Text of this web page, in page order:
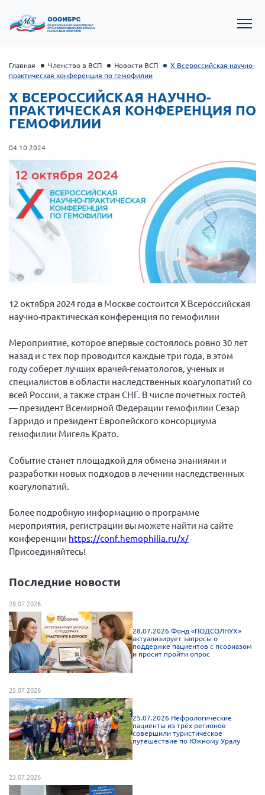
Президент Власов Я.В.
Первый вице-президент Кичигина Н. Ф.
Генеральный директор Матвиевская О.В.
Вице-президент Зрячева Н.В.
Вице-президент Шишлянников Ф.В.
Отдел международных отношений
Вице-президент Валюх М.В.
Вице-президент Чернова А.В.
Вице-президент Цикорин И.В.
Вице-президент Груба Л.В.
Главный бухгалтер Жаворонкова Г.М.
Конференция ОООИБРС 2026
Конференция ОООИБРС 2025
Экспертный совет ОООИБРС 2025
Конференция ОООИБРС 2023
Конференция ОООИБРС 2022
Конференция ОООИБРС 2021
Конференция ОООИБРС 2020
Документы съездов
Первый съезд
Второй съезд
Третий съезд
Четвертый съезд
Пятый съезд
Шестой съезд
ОФ «Фонд содействия больным рассеянным
склерозом»
Новости: Казахстан
Главная Членство в ВСП Новости ВСП
Х Всероссийская научно-
практическая конференция по гемофилии
Х ВСЕРОССИЙСКАЯ НАУЧНО-
ПРАКТИЧЕСКАЯ КОНФЕРЕНЦИЯ ПО
ГЕМОФИЛИИ
04.10.2024
12 октября 2024 года в Москве состоится Х Всероссийская
научно-практическая конференция по гемофилии
Мероприятие, которое впервые состоялось ровно 30 лет
назад и с тех пор проводится каждые три года, в этом
году соберет лучших врачей-гематологов, ученых и
специалистов в области наследственных коагулопатий со
всей России, а также стран СНГ. В числе почетных гостей
— президент Всемирной Федерации гемофилии Сезар
Гарридо и президент Европейского консорциума
гемофилии Мигель Крато.
Событие станет площадкой для обмена знаниями и
разработки новых подходов в лечении наследственных
коагулопатий.
Более подробную информацию о программе
мероприятия, регистрации вы можете найти на сайте
конференции https://conf.hemophilia.ru/x/
Присоединяйтесь!
Последние новости
28.07.2026
28.07.2026 Фонд «ПОДСОЛНУХ»
актуализирует запросы о
поддержке пациентов с псориазом
и просит пройти опрос
25.07.2026
25.07.2026 Нефрологические
пациенты из трёх регионов
совершили туристическое
путешествие по Южному Уралу
23.07.2026